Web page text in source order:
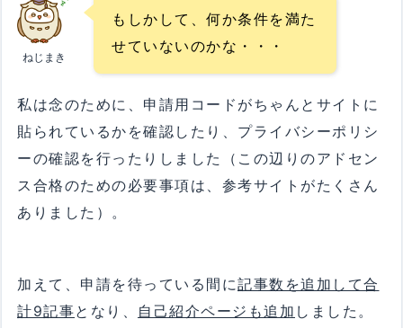
ねじまき
もしかして、何か条件を満た
せていないのかな・・・
私は念のために、申請用コードがちゃんとサイトに
貼られているかを確認したり、プライバシーポリシ
ーの確認を行ったりしました（この辺りのアドセン
ス合格のための必要事項は、参考サイトがたくさん
ありました）。
加えて、申請を待っている間に記事数を追加して合
計9記事となり、 自己紹介ページも追加 しました。